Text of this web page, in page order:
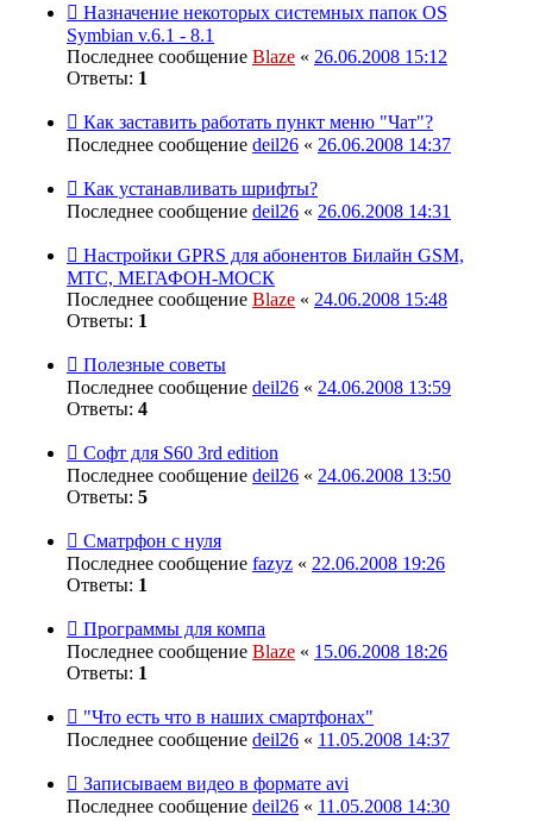
Назначение некоторых системных папок OS
Symbian v.6.1 - 8.1
Последнее сообщение Blaze « 26.06.2008 15:12
Ответы: 1
Как заставить работать пункт меню "Чат"?
Последнее сообщение deil26 « 26.06.2008 14:37
Как устанавливать шрифты?
Последнее сообщение deil26 « 26.06.2008 14:31
Настройки GPRS для абонентов Билайн GSM,
МТС, МЕГАФОН-МОСК
Последнее сообщение Blaze « 24.06.2008 15:48
Ответы: 1
Полезные советы
Последнее сообщение deil26 « 24.06.2008 13:59
Ответы: 4
Софт для S60 3rd edition
Последнее сообщение deil26 « 24.06.2008 13:50
Ответы: 5
Сматрфон с нуля
Последнее сообщение fazyz « 22.06.2008 19:26
Ответы: 1
Программы для компа
Последнее сообщение Blaze « 15.06.2008 18:26
Ответы: 1
"Что есть что в наших смартфонах"
Последнее сообщение deil26 « 11.05.2008 14:37
Записываем видео в формате avi
Последнее сообщение deil26 « 11.05.2008 14:30